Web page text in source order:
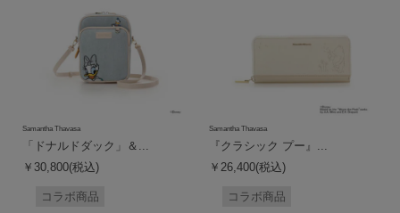
Samantha Thavasa
「ドナルドダック」＆...
￥30,800(税込)
コラボ商品
Samantha Thavasa
『クラシック プー』...
￥26,400(税込)
コラボ商品